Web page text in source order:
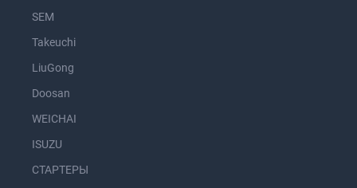
SEM
Takeuchi
LiuGong
Doosan
WEICHAI
ISUZU
СТАРТЕРЫ